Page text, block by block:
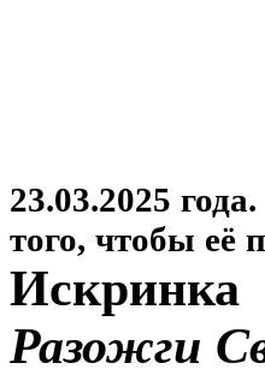
23.03.2025
того, чтобы её
Искринка
Разожги